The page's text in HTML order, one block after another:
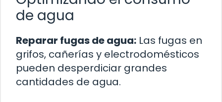
de agua
Reparar fugas de agua: Las fugas en
grifos, cañerías y electrodomésticos
pueden desperdiciar grandes
cantidades de agua.